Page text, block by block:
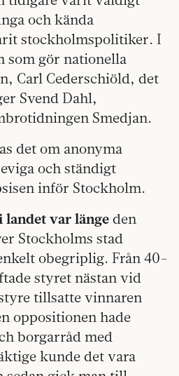
och kända
stockholmspolitiker. I
som gör nationella
Carl Cederschiöld, det
Svend Dahl,
Smedjan.
det om anonyma
och ständigt
inför Stockholm.
var längeden
Stockholms stad
obegriplig. Från 40-
styret nästan vid
tillsatte vinnaren
oppositionen hade
borgarråd med
kunde det vara